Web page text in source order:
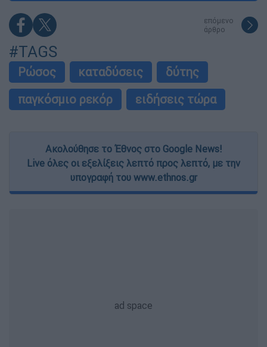
επόμενο
άρθρο
#TAGS
Ρώσος καταδύσεις
δύτης
παγκόσμιο ρεκόρ
ειδήσεις τώρα
Ακολούθησε το Έθνος στο Google News!
Live όλες οι εξελίξεις λεπτό προς λεπτό, με την
υπογραφή του www.ethnos.gr